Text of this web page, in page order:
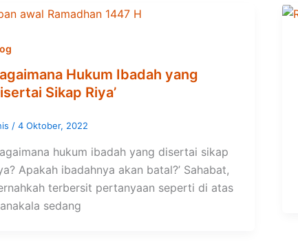
Hukum Ibadah yang
Sikap Riya’
/ 4 Oktober, 2022
hukum ibadah yang disertai sikap
Apakah ibadahnya akan batal?’ Sahabat,
terbersit pertanyaan seperti di atas
sedang